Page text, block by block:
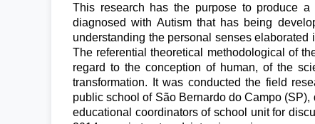
This research has the purpose to produce a
diagnosed with Autism that has being
understanding the personal senses
The referential theoretical methodological of
regard to the conception of human, of the
transformation. It was conducted the field
public school of São Bernardo do Campo
educational coordinators of school unit for